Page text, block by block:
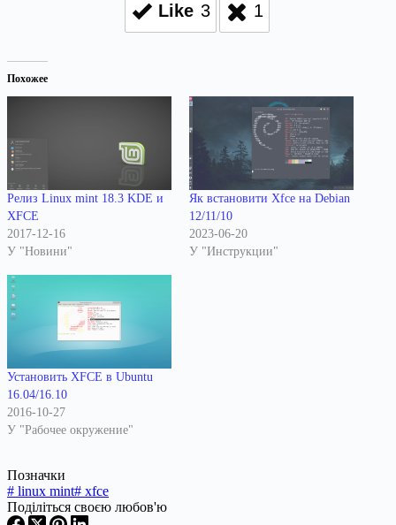
Like 3 1
Похожее
Релиз Linux mint 18.3 KDE и
XFCE
2017-12-16
У "Новини"
Як встановити Xfce на Debian
12/11/10
2023-06-20
У "Инструкции"
Установить XFCE в Ubuntu
16.04/16.10
2016-10-27
У "Рабочее окружение"
Позначки
# linux mint# xfce
Поділіться своєю любов'ю